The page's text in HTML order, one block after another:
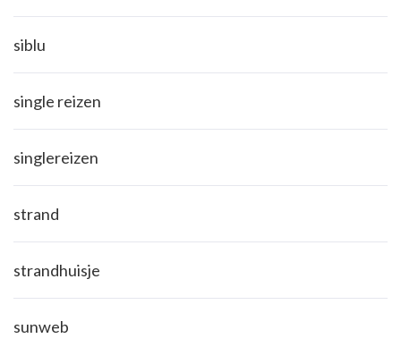
siblu
single reizen
singlereizen
strand
strandhuisje
sunweb